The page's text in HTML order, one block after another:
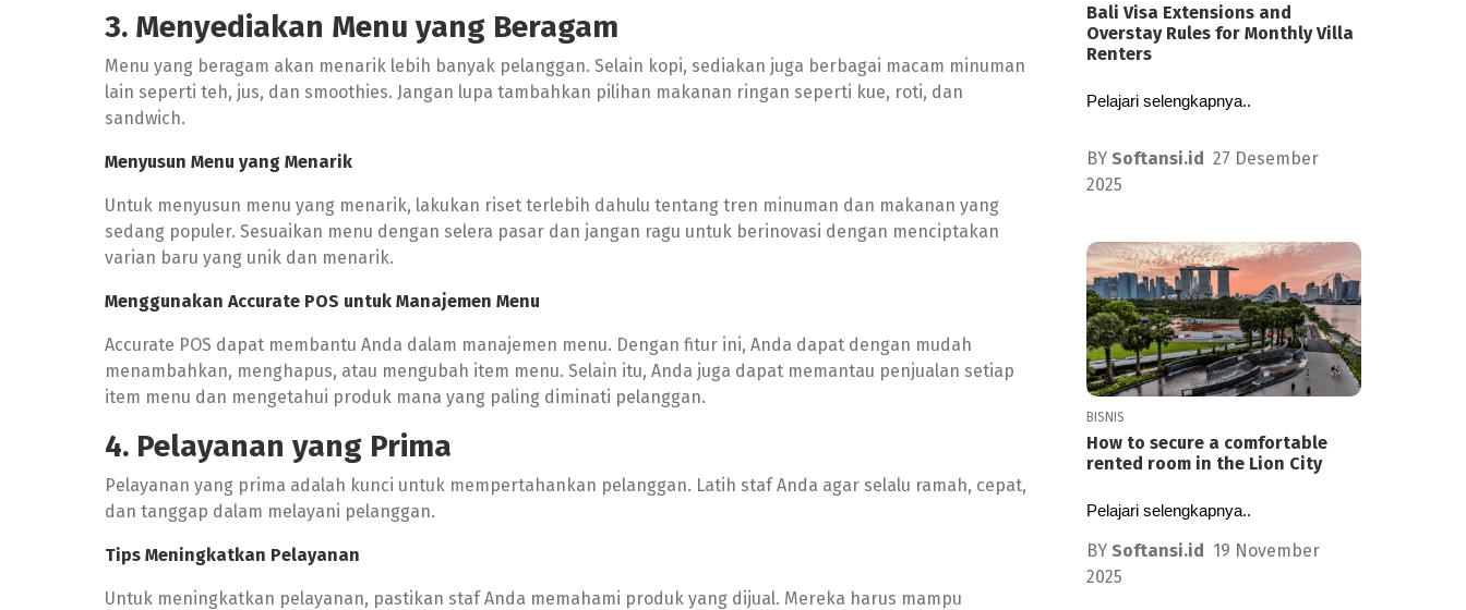
3. Menyediakan Menu yang Beragam
Menu yang beragam akan menarik lebih banyak pelanggan. Selain kopi, sediakan juga berbagai macam minuman
lain seperti teh, jus, dan smoothies. Jangan lupa tambahkan pilihan makanan ringan seperti kue, roti, dan
sandwich.
Menyusun Menu yang Menarik
Untuk menyusun menu yang menarik, lakukan riset terlebih dahulu tentang tren minuman dan makanan yang
sedang populer. Sesuaikan menu dengan selera pasar dan jangan ragu untuk berinovasi dengan menciptakan
varian baru yang unik dan menarik.
Menggunakan Accurate POS untuk Manajemen Menu
Accurate POS dapat membantu Anda dalam manajemen menu. Dengan fitur ini, Anda dapat dengan mudah
menambahkan, menghapus, atau mengubah item menu. Selain itu, Anda juga dapat memantau penjualan setiap
item menu dan mengetahui produk mana yang paling diminati pelanggan.
4. Pelayanan yang Prima
Pelayanan yang prima adalah kunci untuk mempertahankan pelanggan. Latih staf Anda agar selalu ramah, cepat,
dan tanggap dalam melayani pelanggan.
Tips Meningkatkan Pelayanan
Untuk meningkatkan pelayanan, pastikan staf Anda memahami produk yang dijual. Mereka harus mampu
Bali Visa Extensions and
Overstay Rules for Monthly Villa
Renters
Pelajari selengkapnya..
BY Softansi.id 27 Desember
2025
BISNIS
How to secure a comfortable
rented room in the Lion City
Pelajari selengkapnya..
BY Softansi.id 19 November
2025